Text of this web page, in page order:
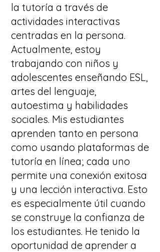
la tutoría a través de
actividades interactivas
centradas en la persona.
Actualmente, estoy
trabajando con niños y
adolescentes enseñando ESL,
artes del lenguaje,
autoestima y habilidades
sociales. Mis estudiantes
aprenden tanto en persona
como usando plataformas de
tutoría en línea; cada uno
permite una conexión exitosa
y una lección interactiva. Esto
es especialmente útil cuando
se construye la confianza de
los estudiantes. He tenido la
oportunidad de aprender a